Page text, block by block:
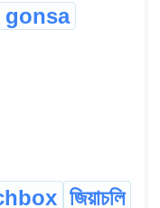
gonsa
জিয়াচলি